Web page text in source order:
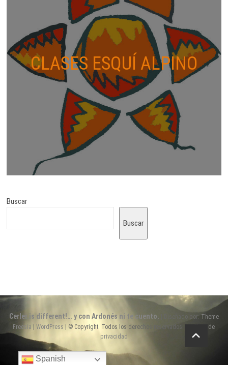
CLASES ESQUÍ ALPINO
Buscar
Buscar
Cerler is different!… y con Ardonés ni te cuento. | Diseñado por: Theme
Freesia
|WordPress | © Copyright. Todos los derechos reservados. |
Política de
privacidad
Spanish